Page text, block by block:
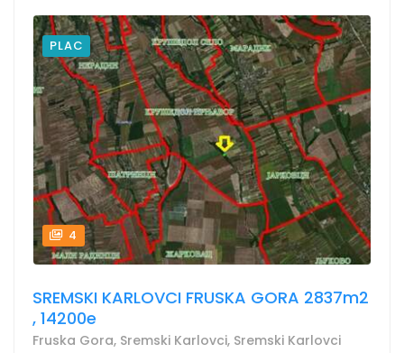
PLAC
4
SREMSKI KARLOVCI FRUSKA GORA 2837m2
, 14200e
Fruska Gora, Sremski Karlovci, Sremski Karlovci